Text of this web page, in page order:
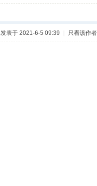
发表于 2021-6-5 09:39 只看该作者